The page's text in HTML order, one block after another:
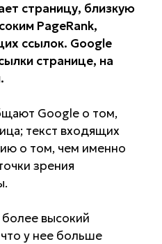
страницу, близкую
PageRank,
ссылок. Google
странице, на
Google о том,
текст входящих
о том, чем именно
зрения
высокий
что у нее больше